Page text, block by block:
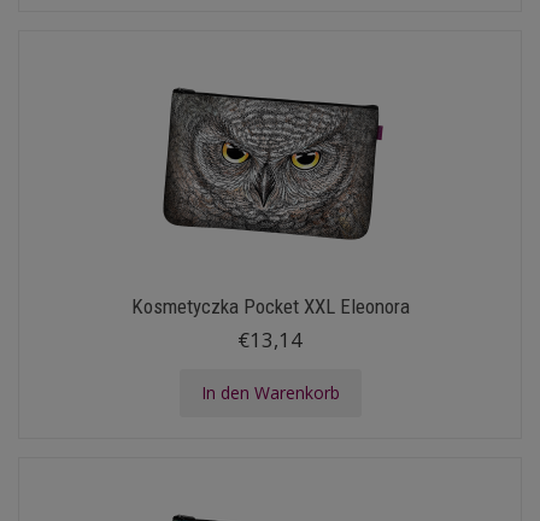
Kosmetyczka Pocket XXL Eleonora
€13,14
In den Warenkorb